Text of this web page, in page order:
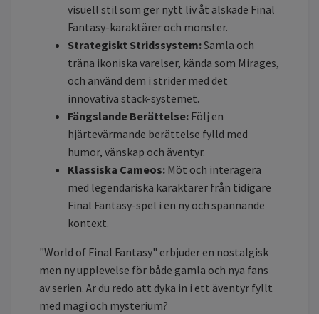
visuell stil som ger nytt liv åt älskade Final
Fantasy-karaktärer och monster.
Strategiskt Stridssystem:Samla och
träna ikoniska varelser, kända som Mirages,
och använd dem i strider med det
innovativa stack-systemet.
Fängslande Berättelse: Följ en
hjärtevärmande berättelse fylld med
humor, vänskap och äventyr.
Klassiska Cameos: Möt och interagera
med legendariska karaktärer från tidigare
Final Fantasy-spel i en ny och spännande
kontext.
"World of Final Fantasy" erbjuder en nostalgisk
men ny upplevelse för både gamla och nya fans
av serien. Är du redo att dyka in i ett äventyr fyllt
med magi och mysterium?